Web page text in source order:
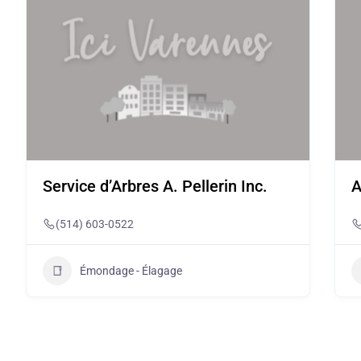
Service d’Arbres A. Pellerin Inc.
(514) 603-0522
Émondage - Élagage